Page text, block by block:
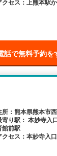
クセス：上熊本駅
話で無料予約を
所：熊本県熊本市
寄り駅： 本妙寺入
館前駅
クセス：本妙寺入